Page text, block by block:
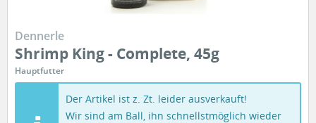
Dennerle
Shrimp King - Complete, 45g
Hauptfutter
Der Artikel ist z. Zt. leider ausverkauft!
Wir sind am Ball, ihn schnellstmöglich wieder